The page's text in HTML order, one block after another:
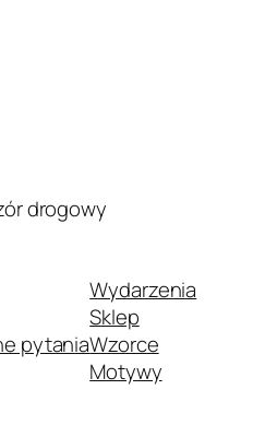
drogowy
pytania
Wydarzenia
Sklep
Wzorce
Motywy